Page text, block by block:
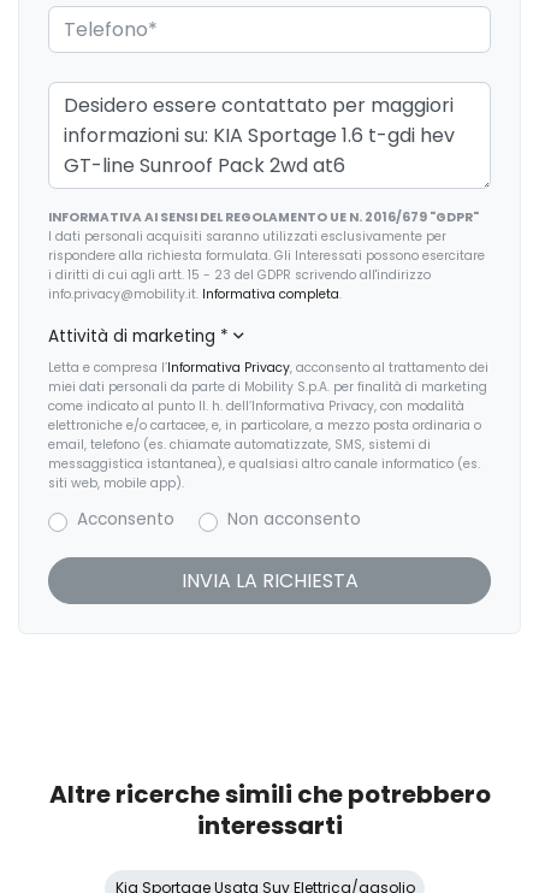
Freni a disco
Freno di stazionamento elettrico
Garanzie
Inserti in acciaio esterni
Limitatore di velocità
Luci diurne
Pacchetto sicurezza
Partenza in salita assistita
Personalizzazione colori esterni
Personalizzazioni Linea e Stile
Regolatore di velocità - Cruise Control
Sedili regolabili elettricamente
INFORMATIVA AI SENSI DEL REGOLAMENTO UE N. 2016/679 "GDPR"
I dati personali acquisiti saranno utilizzati esclusivamente per
rispondere alla richiesta formulata. Gli Interessati possono esercitare
i diritti di cui agli artt. 15 - 23 del GDPR scrivendo all'indirizzo
info.privacy@mobility.it. Informativa completa.
Attività di marketing *
Letta e compresa l’Informativa Privacy, acconsento al trattamento dei
miei dati personali da parte di Mobility S.p.A. per finalità di marketing
come indicato al punto II. h. dell’Informativa Privacy, con modalità
elettroniche e/o cartacee, e, in particolare, a mezzo posta ordinaria o
email, telefono (es. chiamate automatizzate, SMS, sistemi di
messaggistica istantanea), e qualsiasi altro canale informatico (es.
siti web, mobile app).
Acconsento Non acconsento
Altre ricerche simili che potrebbero
interessarti
Kia Sportage Usata Suv Elettrica/gasolio